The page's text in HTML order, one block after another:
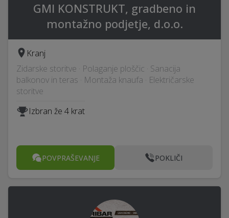
GMI KONSTRUKT, gradbeno in
montažno podjetje, d.o.o.
Kranj
Zidarske storitve · Polaganje ploščic · Sanacija
balkonov in teras · Montaža knaufa · Električarske
storitve
Izbran že 4 krat
POVPRAŠEVANJE POKLIČI